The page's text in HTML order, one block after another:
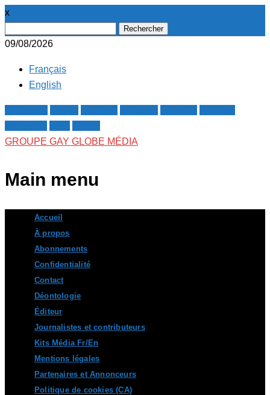
x
09/08/2026
Français
English
GROUPE GAY GLOBE MÉDIA
Main menu
content
Accueil
À propos
Abonnements
Confidentialité
Contact
Déontologie
Éditeur
Journalistes et contributeurs
Kits Média Fr/En
Mentions légales
Partenaires et Annonceurs
Politique de cookies (CA)